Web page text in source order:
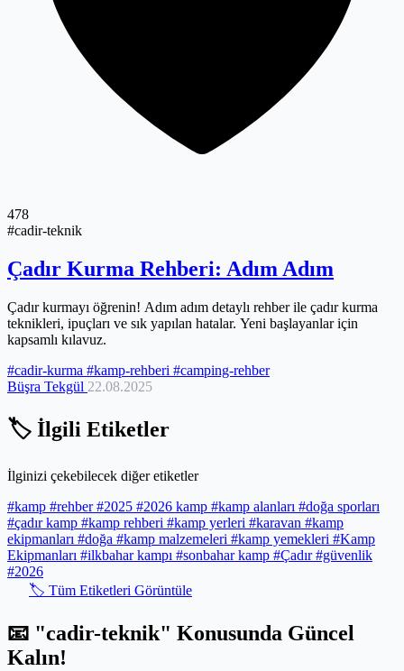
478
#cadir-teknik
Çadır Kurma Rehberi: Adım Adım
Çadır kurmayı öğrenin! Adım adım detaylı rehber ile çadır kurma
teknikleri, ipuçları ve sık yapılan hatalar. Yeni başlayanlar için
kapsamlı kılavuz.
#cadir-kurma #kamp-rehberi #camping-rehber
Büşra Tekgül 22.08.2025
🏷️ İlgili Etiketler
İlginizi çekebilecek diğer etiketler
#kamp #rehber#2025 #2026 kamp #kamp alanları #doğa sporları
#çadır kamp #kamp rehberi #kamp yerleri #karavan #kamp
ekipmanları #doğa #kamp malzemeleri #kamp yemekleri #Kamp
Ekipmanları #ilkbahar kampı #sonbahar kamp #Çadır#güvenlik
#2026
🏷️ Tüm Etiketleri Görüntüle
📧 "cadir-teknik" Konusunda Güncel
Kalın!